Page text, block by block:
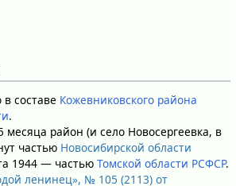
составе Кожевниковского района
.
месяца район (и село Новосергеевка, в
частью Новосибирской области
1944 — частью Томской области РСФСР.
ленинец», № 105 (2113) от